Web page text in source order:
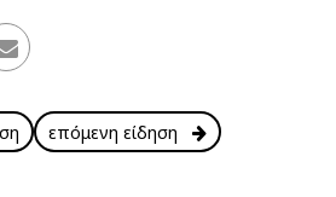
επόμενη είδηση